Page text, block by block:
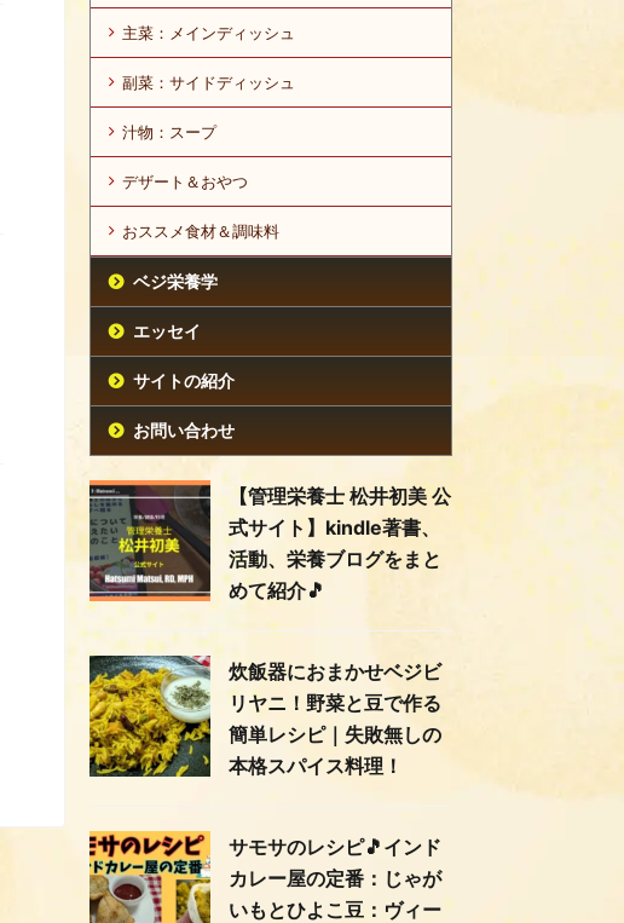
主菜：メインディッシュ
副菜：サイドディッシュ
汁物：スープ
デザート＆おやつ
おススメ食材＆調味料
ベジ栄養学
エッセイ
サイトの紹介
お問い合わせ
【管理栄養士 松井初美 公
式サイト】kindle著書、
活動、栄養ブログをまと
めて紹介🎵
炊飯器におまかせベジビ
リヤニ！野菜と豆で作る
簡単レシピ｜失敗無しの
本格スパイス料理！
サモサのレシピ🎵インド
カレー屋の定番：じゃが
いもとひよこ豆：ヴィー